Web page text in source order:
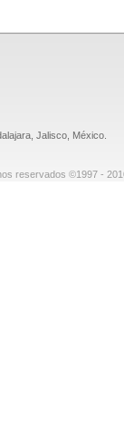
Jalisco, México.
reservados ©1997 -